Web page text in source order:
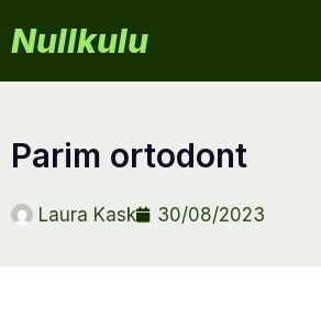
Nullkulu
parim ortodont
Laura Kask 30/08/2023